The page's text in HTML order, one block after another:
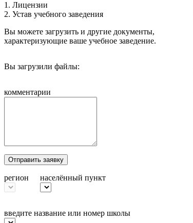
1. Лицензии
2. Устав учебного заведения
Вы можете загрузить и другие документы,
характеризующие ваше учебное заведение.
Вы загрузили файлы:
комментарии
Отправить заявку
регион населённый пункт
введите название или номер школы